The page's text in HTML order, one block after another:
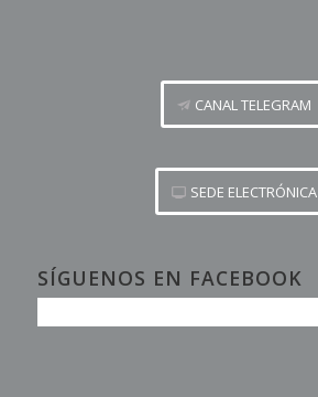
CANAL TELEGRAM
SEDE ELECTRÓNICA
SÍGUENOS EN FACEBOOK